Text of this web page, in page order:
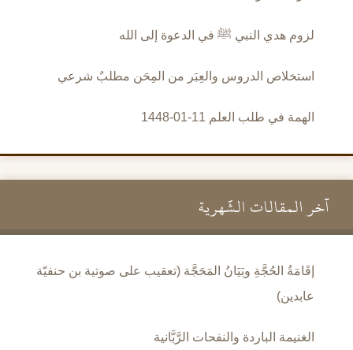
لزوم هدي النبي ﷺ في الدعوة إلى الله
استخلاص الدروس والعِبَر من المِحَن مطلبٌ شرعي
الهمة في طلب العلم 11-01-1448
آخر المقالات الشَّهرية
إقَامَةُ الحُجَّةِ وبَيَانُ المَحَجَّة (تعقيب على صوتية بن حنفيّة
عابدين)
الغنيمة الباردة والنفحات الرَّبَّانية